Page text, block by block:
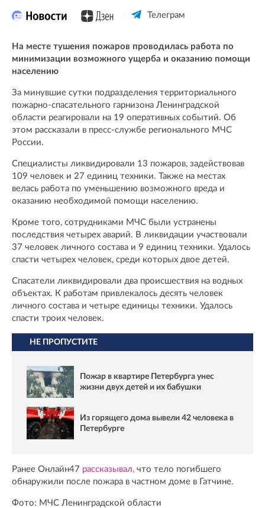
Телеграм
На месте тушения пожаров проводилась работа по
минимизации возможного ущерба и оказанию помощи
населению
За минувшие сутки подразделения территориального
пожарно-спасательного гарнизона Ленинградской
области реагировали на 19 оперативных событий. Об
этом рассказали в пресс-службе регионального МЧС
России.
Специалисты ликвидировали 13 пожаров, задействовав
109 человек и 27 единиц техники. Также на местах
велась работа по уменьшению возможного вреда и
оказанию необходимой помощи населению.
Кроме того, сотрудниками МЧС были устранены
последствия четырех аварий. В ликвидации участвовали
37 человек личного состава и 9 единиц техники. Удалось
спасти четырех человек, среди которых двое детей.
Спасатели ликвидировали два происшествия на водных
объектах. К работам привлекалось десять человек
личного состава и четыре единицы техники. Удалось
спасти троих человек.
НЕ ПРОПУСТИТЕ
Пожар в квартире Петербурга унес
жизни двух детей и их бабушки
Из горящего дома вывели 42 человека в
Петербурге
Ранее Онлайн47 рассказывал, что тело погибшего
обнаружили после пожара в частном доме в Гатчине.
Фото: МЧС Ленинградской области